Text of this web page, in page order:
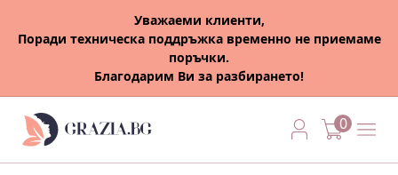
Уважаеми клиенти,
Поради техническа поддръжка временно не приемаме
поръчки.
Благодарим Ви за разбирането!
0